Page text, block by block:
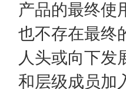
产品的最终使
也不存在最终
人头或向下发
和层级成员加